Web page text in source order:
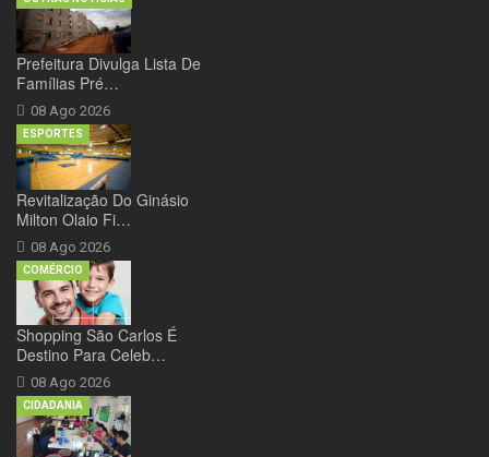
Prefeitura Divulga Lista De
Famílias Pré…
08 Ago 2026
Revitalização Do Ginásio
Milton Olaio Fi…
08 Ago 2026
ESPORTES
Shopping São Carlos É
Destino Para Celeb…
08 Ago 2026
COMÉRCIO
CIDADANIA